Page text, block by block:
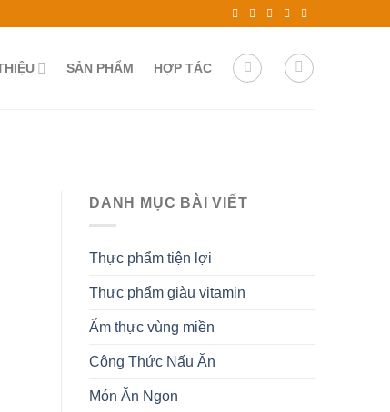
SẢN PHẨM HỢP TÁC
DANH MỤC BÀI VIẾT
Thực phẩm tiện lợi
Thực phẩm giàu vitamin
Ẩm thực vùng miền
Công Thức Nấu Ăn
Món Ăn Ngon